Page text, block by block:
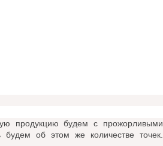
продукцию будем с прожорливыми
об этом же количестве точек.